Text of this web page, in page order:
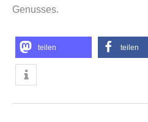
Genusses.
teilen teilen